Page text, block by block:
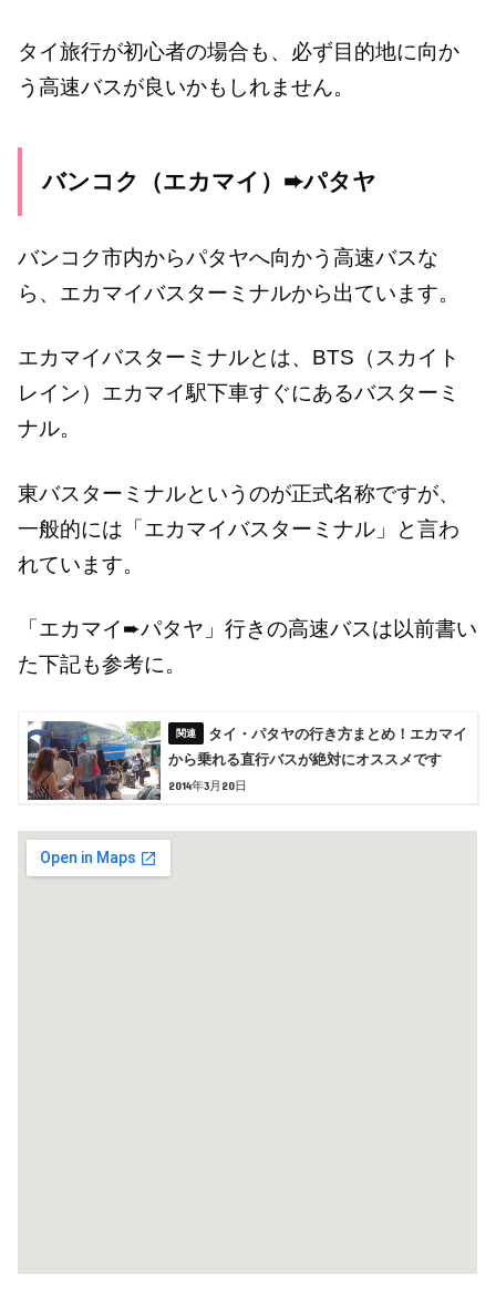
タイ旅行が初心者の場合も、必ず目的地に向か
う高速バスが良いかもしれません。
バンコク（エカマイ）➨パタヤ
バンコク市内からパタヤへ向かう高速バスな
ら、エカマイバスターミナルから出ています。
エカマイバスターミナルとは、BTS（スカイト
レイン）エカマイ駅下車すぐにあるバスターミ
ナル。
東バスターミナルというのが正式名称ですが、
一般的には「エカマイバスターミナル」と言わ
れています。
「エカマイ➨パタヤ」行きの高速バスは以前書い
た下記も参考に。
タイ・パタヤの行き方まとめ！エカマイ
から乗れる直行バスが絶対にオススメです
2014年3月20日